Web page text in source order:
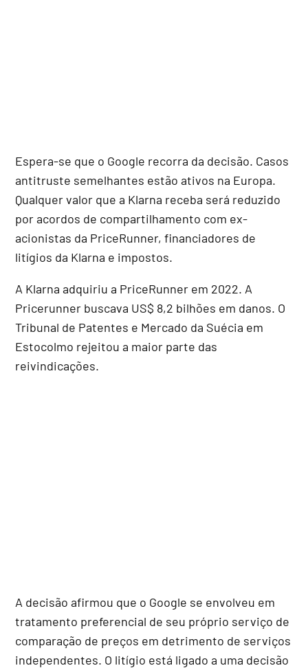
Espera-se que o Google recorra da decisão. Casos
antitruste semelhantes estão ativos na Europa.
Qualquer valor que a Klarna receba será reduzido
por acordos de compartilhamento com ex-
acionistas da PriceRunner, financiadores de
litígios da Klarna e impostos.
A Klarna adquiriu a PriceRunner em 2022. A
Pricerunner buscava US$ 8,2 bilhões em danos. O
Tribunal de Patentes e Mercado da Suécia em
Estocolmo rejeitou a maior parte das
reivindicações.
A decisão afirmou que o Google se envolveu em
tratamento preferencial de seu próprio serviço de
comparação de preços em detrimento de serviços
independentes. O litígio está ligado a uma decisão